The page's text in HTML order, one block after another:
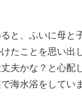
と、ふいに母と
たことを思い出
夫かな？と心配
海水浴をしてい